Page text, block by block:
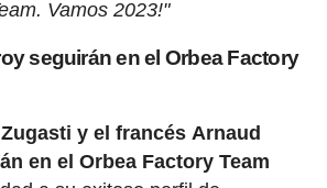
Vamos 2023!"
seguirán en el Orbea Factory
y el francés Arnaud
en el Orbea Factory Team